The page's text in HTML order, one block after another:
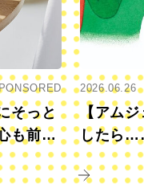
そっと
も前向
2026.06.26
【アムジ
したら
すか？